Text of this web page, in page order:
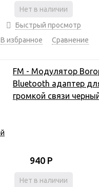
Нет в наличии
Быстрый просмотр
В избранное
Сравнение
FM - Модулятор
Bluetooth адаптер
громкой связи
940 Р
Нет в наличии